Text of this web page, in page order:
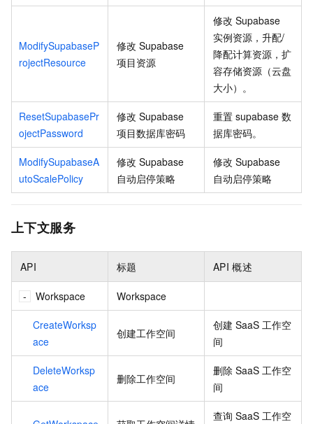
ModifySupabaseP
rojectResource
修改 Supabase
项目资源
修改 Supabase
实例资源，升配/
降配计算资源，扩
容存储资源（云盘
大小）。
ResetSupabasePr
ojectPassword
修改 Supabase
项目数据库密码
重置 supabase 数
据库密码。
ModifySupabaseA
utoScalePolicy
修改 Supabase
自动启停策略
修改 Supabase
自动启停策略
上下文服务
API 标题 API 概述
Workspace Workspace
CreateWorksp
ace
创建工作空间
创建 SaaS 工作空
间
DeleteWorksp
ace
删除工作空间
删除 SaaS 工作空
间
查询 SaaS 工作空